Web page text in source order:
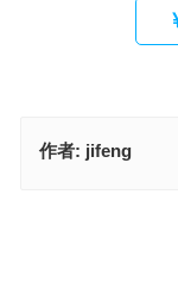
作者: jifeng